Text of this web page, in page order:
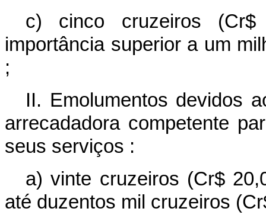
c) cinco cruzeiros
importância superior a um
;
II. Emolumentos devidos
arrecadadora competente
seus serviços :
a) vinte cruzeiros (Cr$
até duzentos mil cruzeiros